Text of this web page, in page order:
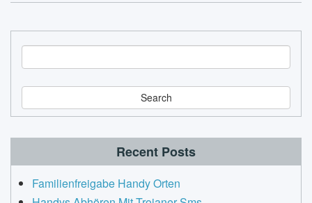
e
a
r
c
Recent Posts
Familienfreigabe Handy Orten